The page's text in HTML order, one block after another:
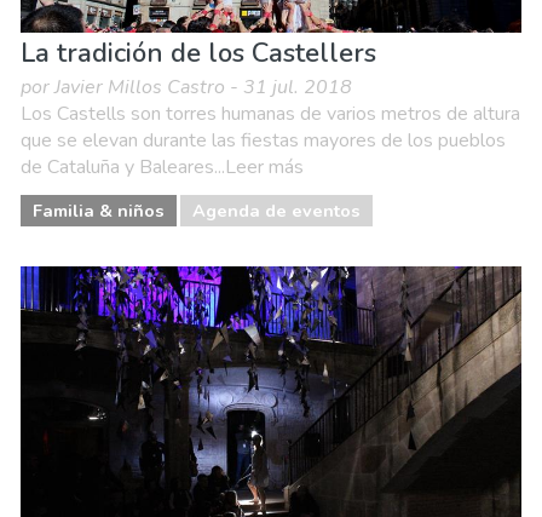
La tradición de los Castellers
por Javier Millos Castro - 31 jul. 2018
Los Castells son torres humanas de varios metros de altura
que se elevan durante las fiestas mayores de los pueblos
de Cataluña y Baleares...Leer más
Familia & niños Agenda de eventos